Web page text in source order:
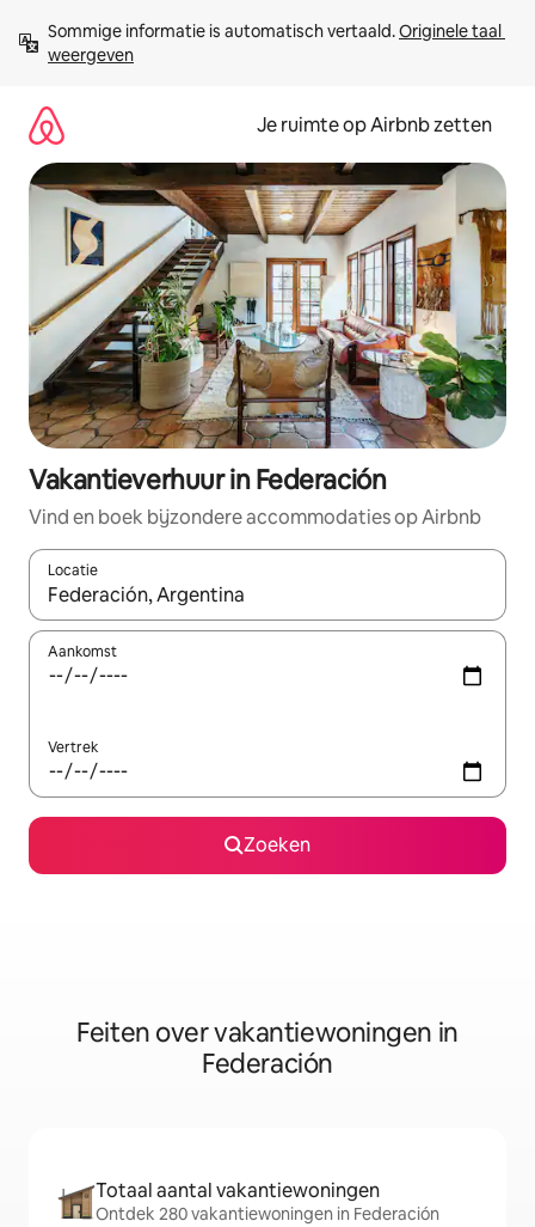
direct
naar
Sommige informatie is automatisch vertaald. Originele taal
weergeven
Je ruimte op Airbnb zetten
Vakantieverhuur in Federación
Vind en boek bijzondere accommodaties op Airbnb
Locatie
Wanneer er suggesties beschikbaar zijn, maak je een keuze
Aankomst
Vertrek
Zoeken
Feiten over vakantiewoningen in
Federación
Totaal aantal vakantiewoningen
Ontdek 280 vakantiewoningen in Federación